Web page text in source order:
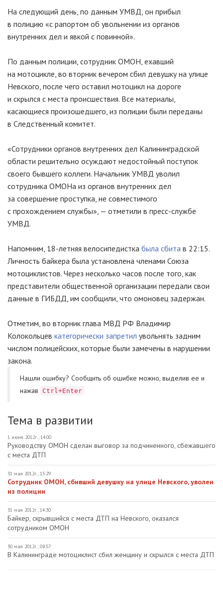
На следующий день, по данным УМВД, он прибыл
в полицию «с рапортом об увольнении из органов
внутренних дел и явкой с повинной».
По данным полиции, сотрудник ОМОН, ехавший
на мотоцикле, во вторник вечером сбил девушку на улице
Невского, после чего оставил мотоцикл на дороге
и скрылся с места происшествия. Все материалы,
касающиеся произошедшего, из полиции были переданы
в Следственный комитет.
«Сотрудники органов внутренних дел Калининградской
области решительно осуждают недостойный поступок
своего бывшего коллеги. Начальник УМВД уволил
сотрудника ОМОНа из органов внутренних дел
за совершение проступка, не совместимого
с прохождением службы», — отметили в пресс-службе
УМВД.
Напомним, 18-летняя велосипедистка была сбита в 22:15.
Личность байкера была установлена членами Союза
мотоциклистов. Через несколько часов после того, как
представители общественной организации передали свои
данные в ГИБДД, им сообщили, что омоновец задержан.
Отметим, во вторник глава МВД РФ Владимир
Колокольцев категорически запретил увольнять задним
числом полицейских, которые были замечены в нарушении
закона.
Нашли ошибку? Cообщить об ошибке можно, выделив ее и
нажав
Ctrl+Enter
Тема в развитии
1 июня 2012г., 14:00
Руководству ОМОН сделан выговор за подчиненного, сбежавшего
с места ДТП
31 мая 2012г., 15:29
Сотрудник ОМОН, сбивший девушку на улице Невского, уволен
из полиции
31 мая 2012г., 14:30
Байкер, скрывшийся с места ДТП на Невского, оказался
сотрудником ОМОН
30 мая 2012г., 08:57
В Калининграде мотоциклист сбил женщину и скрылся с места ДТП